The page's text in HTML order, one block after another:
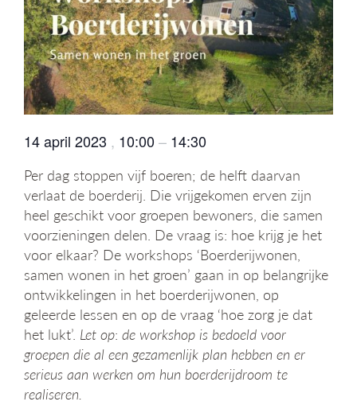
g
a
t
i
e
14 april 2023 , 10:00 – 14:30
Per dag stoppen vijf boeren; de helft daarvan
verlaat de boerderij. Die vrijgekomen erven zijn
heel geschikt voor groepen bewoners, die samen
voorzieningen delen. De vraag is: hoe krijg je het
voor elkaar? De workshops ‘Boerderijwonen,
samen wonen in het groen’ gaan in op belangrijke
ontwikkelingen in het boerderijwonen, op
geleerde lessen en op de vraag ‘hoe zorg je dat
het lukt’. Let op: de workshop is bedoeld voor
groepen die al een gezamenlijk plan hebben en er
serieus aan werken om hun boerderijdroom te
realiseren.